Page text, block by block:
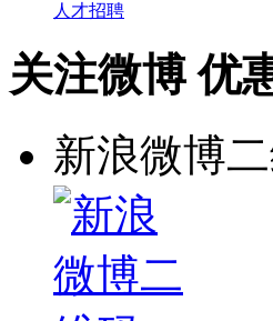
人才招聘
关注微博 优
新浪微博